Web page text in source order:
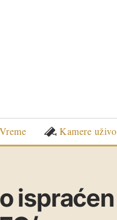
Vreme Kamere uživo
ispraćen